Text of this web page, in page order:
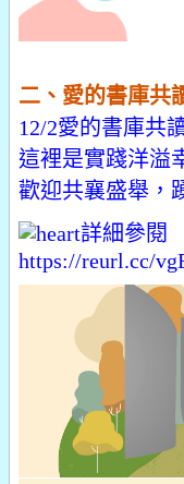
二、愛的書庫共
12/2愛的書庫共
這裡是實踐洋溢
歡迎共襄盛舉，
詳細參閱
https://reurl.cc/